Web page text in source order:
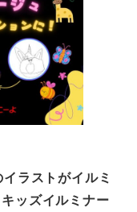
ラストがイルミ
キッズイルミナー